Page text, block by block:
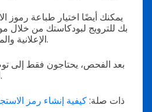
يمكنك أيضًا اختيار طباعة رموز
بك للترويج لبودكاستك من خلال
الإعلانية والمجلات واللوحات الإعلانية.
بعد الفحص، يحتاجون فقط إلى
الاستماع إلى البودكاست.
ذات صلة:كيفية إنشاء رمز